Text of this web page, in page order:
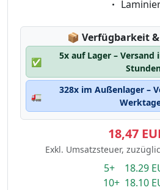
📦 Lagerstatus:
Verfügbarkeit
✅
5x auf Lager – Versand
🚛
328x im Außenlager –
18,47
Exkl. Umsatzsteuer,
5+ 18.29
10+ 18.10